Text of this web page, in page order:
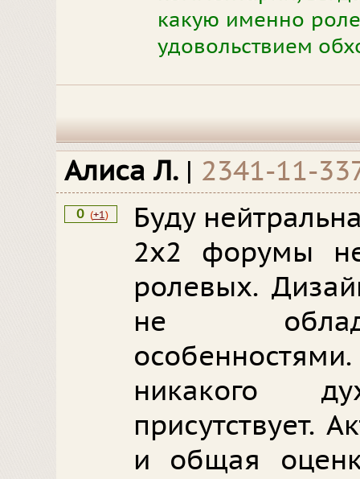
какую именно
удовольствием
Алиса Л. | 2341-11-
0 (+1)
Буду
2х2 форумы
ролевых.
не
никакого
присутствует.
и общая